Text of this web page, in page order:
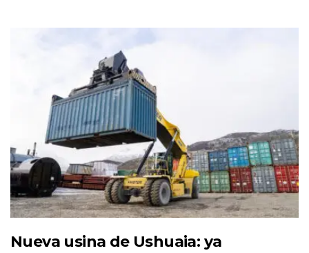
Nueva usina de Ushuaia: ya